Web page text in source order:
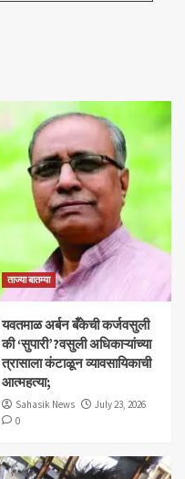
ताज्या बातम्या
​यवतमाळ अर्बन बँकेची कर्जवसुली
की ‘सुपारी’?वसुली अधिकाऱ्यांच्या
त्रासाला कंटाळून व्यावसायिकाची
आत्महत्या;
Sahasik News
July 23, 2026
0